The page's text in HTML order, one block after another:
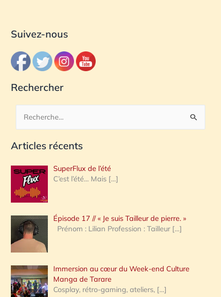
Suivez-nous
Rechercher
c
e
r
c
h
e
:
Articles récents
SuperFlux de l’été
C’est l’été… Mais […]
Épisode 17 // « Je suis Tailleur de pierre. »
Prénom : Lilian Profession : Tailleur […]
Immersion au cœur du Week-end Culture
Manga de Tarare
Cosplay, rétro-gaming, ateliers, […]